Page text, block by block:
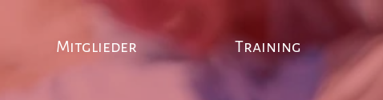
Mitglieder Training